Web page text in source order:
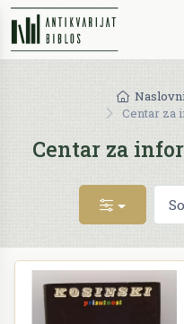
Centar za
Centar za